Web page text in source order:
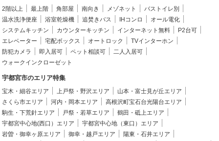
2階以上 最上階 角部屋 南向き メゾネット
バストイレ別
温水洗浄便座
浴室乾燥機 追焚きバス IHコンロ
オール電化
システムキッチン
カウンターキッチン インターネット無料
P2台可
エレベーター
宅配ボックス オートロック
TVインターホン
防犯カメラ
即入居可 ペット相談可
二人入居可
ウォークインクローゼット
宇都宮市のエリア特集
宝木・細谷エリア 上戸祭・野沢エリア
山本・富士見が丘エリア
さくら市エリア
河内・岡本エリア
高根沢町宝石台光陽台エリア
駒生・下荒針エリア
戸祭・若草エリア
鶴田・砥上エリア
宇都宮中心地(西口）エリア
宇都宮中心地（東口）エリア
岩曽・御幸ヶ原エリア
御幸・越戸エリア
陽東・石井エリア